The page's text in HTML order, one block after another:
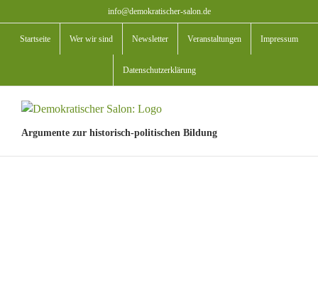
Inhalt
springen
info@demokratischer-salon.de
Startseite Wer wir sind Newsletter Veranstaltungen Impressum
Datenschutzerklärung
Argumente zur historisch-politischen Bildung